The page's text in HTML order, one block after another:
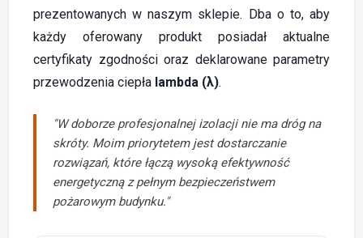
prezentowanych w naszym sklepie. Dba o to, aby
każdy oferowany produkt posiadał aktualne
certyfikaty zgodności oraz deklarowane parametry
przewodzenia ciepła lambda (λ).
"W doborze profesjonalnej izolacji nie ma dróg na
skróty. Moim priorytetem jest dostarczanie
rozwiązań, które łączą wysoką efektywność
energetyczną z pełnym bezpieczeństwem
pożarowym budynku."